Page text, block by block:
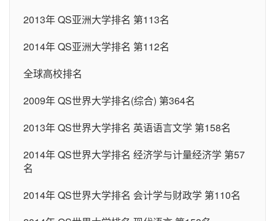
2013年 QS亚洲大学排名 第113名
2014年 QS亚洲大学排名 第112名
全球高校排名
2009年 QS世界大学排名(综合) 第364名
2013年 QS世界大学排名 英语语言文学 第158名
2014年 QS世界大学排名 经济学与计量经济学 第57
名
2014年 QS世界大学排名 会计学与财政学 第110名